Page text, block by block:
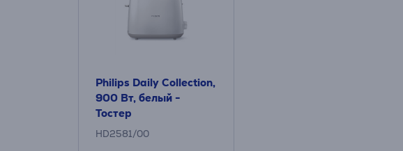
Philips Daily Collection,
900 Вт, белый -
Тостер
HD2581/00